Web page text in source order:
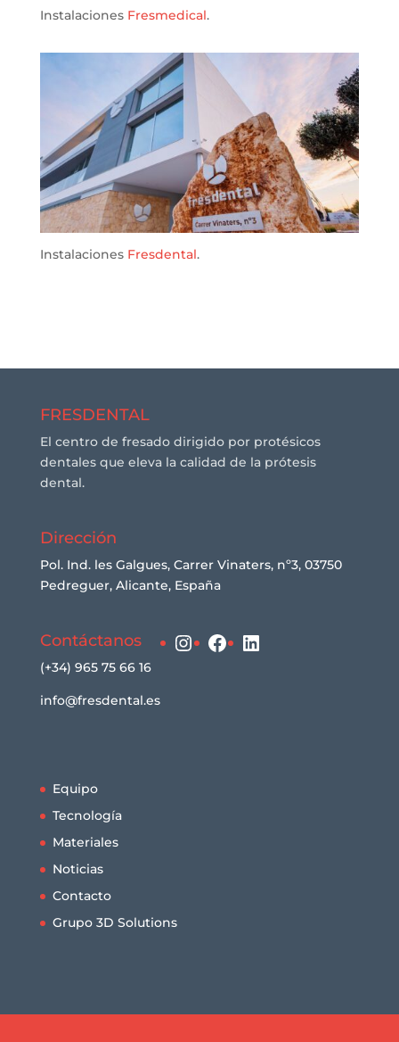
Instalaciones Fresmedical.
Instalaciones Fresdental.
FRESDENTAL
El centro de fresado dirigido por protésicos
dentales que eleva la calidad de la prótesis
dental.
Dirección
Pol. Ind. les Galgues, Carrer Vinaters, nº3, 03750
Pedreguer, Alicante, España
Contáctanos
(+34) 965 75 66 16
info@fresdental.es
Instagram
Facebook
LinkedIn
Equipo
Tecnología
Materiales
Noticias
Contacto
Grupo 3D Solutions